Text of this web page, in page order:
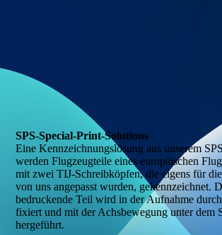
IMG-20210715-WA0005
SPS-Special-Print-Solutions
Eine Kennzeichnungslösung aus unserem
werden Flugzeugteile eines europäischen
mit zwei TIJ-Schreibköpfen, die eigens für
von uns angepasst wurden, gekennzeichnet.
bedruckende Teil wird in der Aufnahme
fixiert und mit der Achsbewegung unter dem
hergeführt.